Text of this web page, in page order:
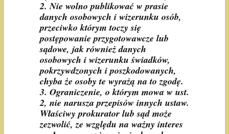
2. Nie wolno publikować w prasie
danych osobowych i wizerunku osób,
przeciwko którym toczy się
postępowanie przygotowawcze lub
sądowe, jak również danych
osobowych i wizerunku świadków,
pokrzywdzonych i poszkodowanych,
chyba że osoby te wyrażą na to zgodę.
3. Ograniczenie, o którym mowa w ust.
2, nie narusza przepisów innych ustaw.
Właściwy prokurator lub sąd może
zezwolić, ze względu na ważny interes